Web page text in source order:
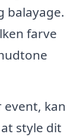
balayage.
farve
event, kan
style dit